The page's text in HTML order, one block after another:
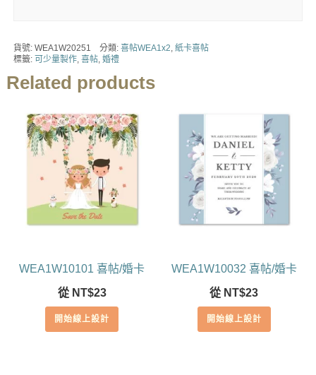
貨號: WEA1W20251 分類: 喜帖WEA1x2 紙卡喜帖
標籤: 可少量製作, 喜帖, 婚禮
Related products
WEA1W10101 喜帖/婚卡
從 NT$23
開始線上設計
WEA1W10032 喜帖/婚卡
從 NT$23
開始線上設計